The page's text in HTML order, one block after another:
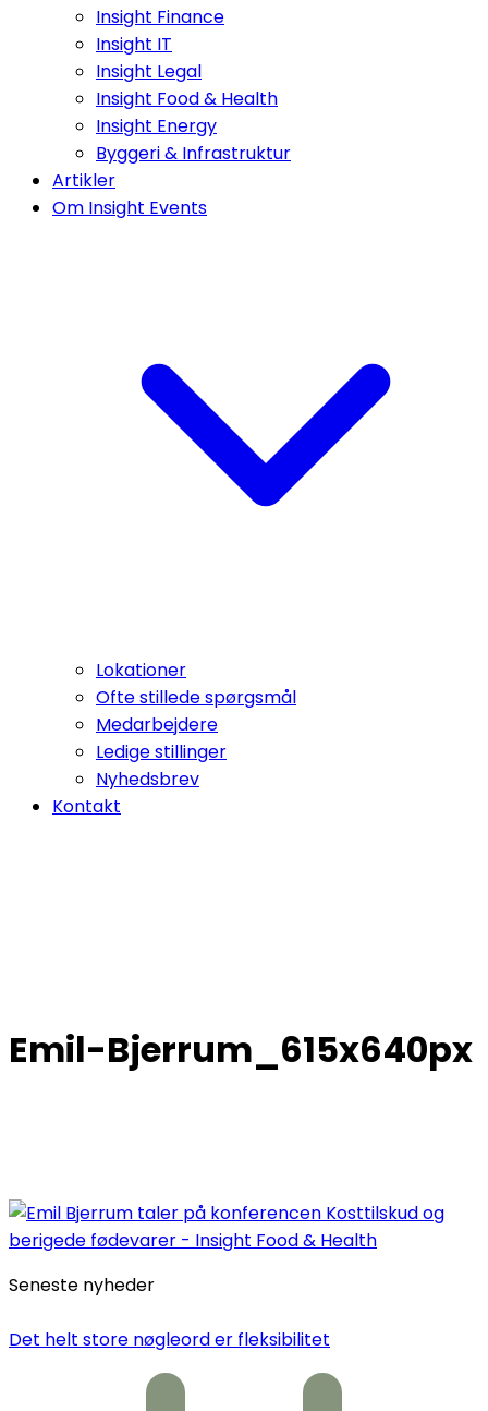
Insight Finance
Insight IT
Insight Legal
Insight Food & Health
Insight Energy
Byggeri & Infrastruktur
Artikler
Om Insight Events
Lokationer
Ofte stillede spørgsmål
Medarbejdere
Ledige stillinger
Nyhedsbrev
Kontakt
Emil-Bjerrum_615x640px
Seneste nyheder
Det helt store nøgleord er fleksibilitet